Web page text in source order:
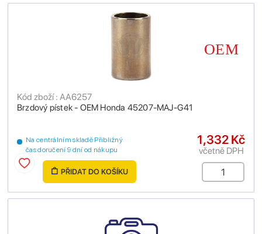
Brzdový pístek - OEM Honda 45207-MAJ-G41
Kód zboží : AA6257
Na centrálním skladě Přibližný
čas doručení 9 dní od nákupu
1,332 Kč
včetně DPH
PŘIDAT DO KOŠÍKU